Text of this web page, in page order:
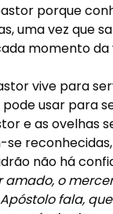
porque
uma vez que
momento da
vive para
usar para
e as ovelhas
não há
amado, o
fala,